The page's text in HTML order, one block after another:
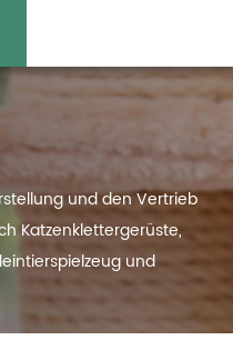
und den Vertrieb
Katzenklettergerüste,
und